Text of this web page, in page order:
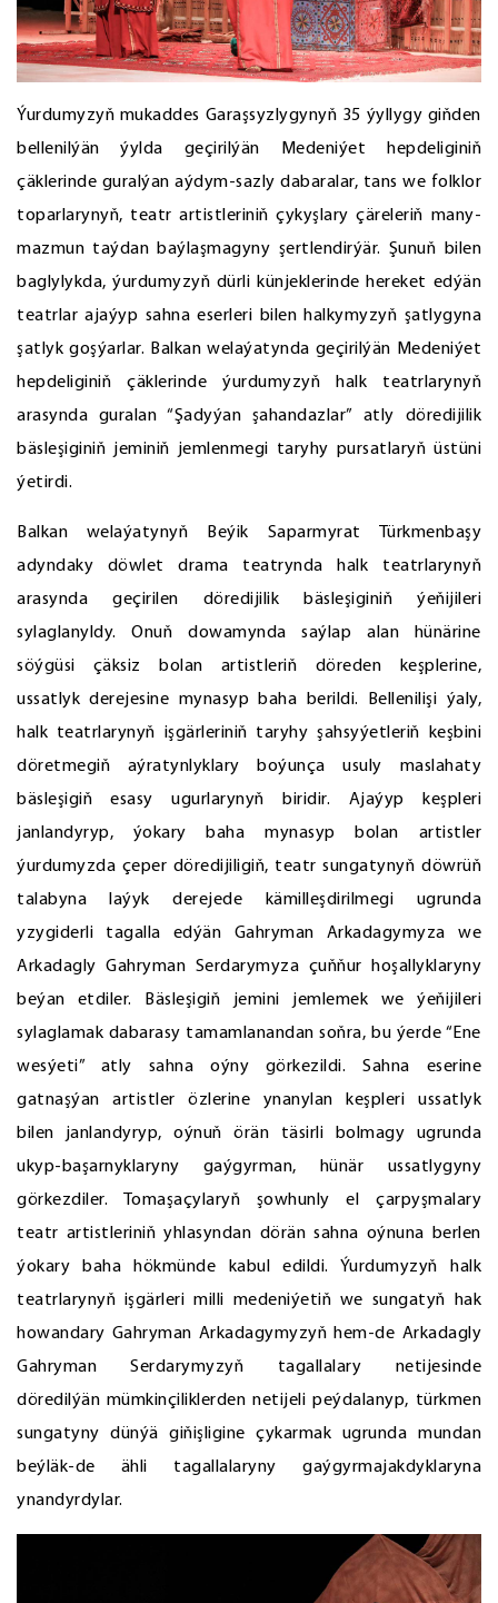
Ýurdumyzyň mukaddes Garaşsyzlygynyň 35 ýyllygy giňden
bellenilýän ýylda geçirilýän Medeniýet hepdeliginiň
çäklerinde guralýan aýdym-sazly dabaralar, tans we folklor
toparlarynyň, teatr artistleriniň çykyşlary çäreleriň many-
mazmun taýdan baýlaşmagyny şertlendirýär. Şunuň bilen
baglylykda, ýurdumyzyň dürli künjeklerinde hereket edýän
teatrlar ajaýyp sahna eserleri bilen halkymyzyň şatlygyna
şatlyk goşýarlar. Balkan welaýatynda geçirilýän Medeniýet
hepdeliginiň çäklerinde ýurdumyzyň halk teatrlarynyň
arasynda guralan “Şadyýan şahandazlar” atly döredijilik
bäsleşiginiň jeminiň jemlenmegi taryhy pursatlaryň üstüni
ýetirdi.
Balkan welaýatynyň Beýik Saparmyrat Türkmenbaşy
adyndaky döwlet drama teatrynda halk teatrlarynyň
arasynda geçirilen döredijilik bäsleşiginiň ýeňijileri
sylaglanyldy. Onuň dowamynda saýlap alan hünärine
söýgüsi çäksiz bolan artistleriň döreden keşplerine,
ussatlyk derejesine mynasyp baha berildi. Bellenilişi ýaly,
halk teatrlarynyň işgärleriniň taryhy şahsyýetleriň keşbini
döretmegiň aýratynlyklary boýunça usuly maslahaty
bäsleşigiň esasy ugurlarynyň biridir. Ajaýyp keşpleri
janlandyryp, ýokary baha mynasyp bolan artistler
ýurdumyzda çeper döredijiligiň, teatr sungatynyň döwrüň
talabyna laýyk derejede kämilleşdirilmegi ugrunda
yzygiderli tagalla edýän Gahryman Arkadagymyza we
Arkadagly Gahryman Serdarymyza çuňňur hoşallyklaryny
beýan etdiler. Bäsleşigiň jemini jemlemek we ýeňijileri
sylaglamak dabarasy tamamlanandan soňra, bu ýerde “Ene
wesýeti” atly sahna oýny görkezildi. Sahna eserine
gatnaşýan artistler özlerine ynanylan keşpleri ussatlyk
bilen janlandyryp, oýnuň örän täsirli bolmagy ugrunda
ukyp-başarnyklaryny gaýgyrman, hünär ussatlygyny
görkezdiler. Tomaşaçylaryň şowhunly el çarpyşmalary
teatr artistleriniň yhlasyndan dörän sahna oýnuna berlen
ýokary baha hökmünde kabul edildi. Ýurdumyzyň halk
teatrlarynyň işgärleri milli medeniýetiň we sungatyň hak
howandary Gahryman Arkadagymyzyň hem-de Arkadagly
Gahryman Serdarymyzyň tagallalary netijesinde
döredilýän mümkinçiliklerden netijeli peýdalanyp, türkmen
sungatyny dünýä giňişligine çykarmak ugrunda mundan
beýläk-de ähli tagallalaryny gaýgyrmajakdyklaryna
ynandyrdylar.